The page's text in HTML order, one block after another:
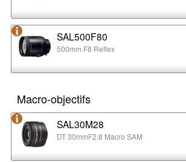
SAL500F80
500mm F8 Reflex
Macro-objectifs
SAL30M28
DT 30mmF2.8 Macro SAM